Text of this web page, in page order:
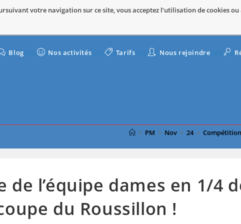
votre navigation sur ce site, vous acceptez l’utilisation de cookies
Blog Nos activités Tarifs Nous rejoindre
> PM > Nov > 24 >
l’équipe dames en 1/4
du Roussillon !